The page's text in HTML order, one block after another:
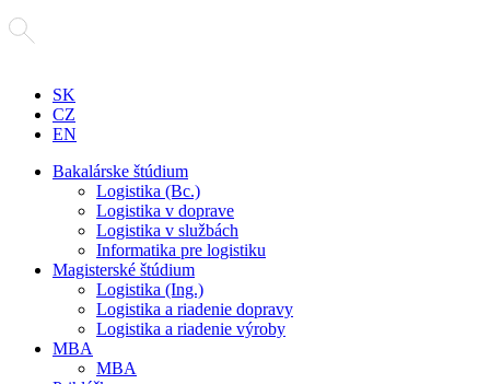
SK
CZ
EN
Bakalárske štúdium
Logistika (Bc.)
Logistika v doprave
Logistika v službách
Informatika pre logistiku
Magisterské štúdium
Logistika (Ing.)
Logistika a riadenie dopravy
Logistika a riadenie výroby
MBA
MBA